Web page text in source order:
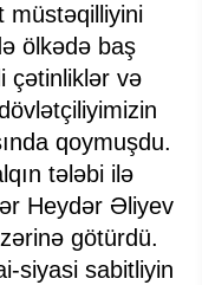
müstəqilliyini
ölkədə baş
çətinliklər və
qoymuşdu.
tələbi ilə
Heydər Əliyev
götürdü.
siyasi sabitliyin